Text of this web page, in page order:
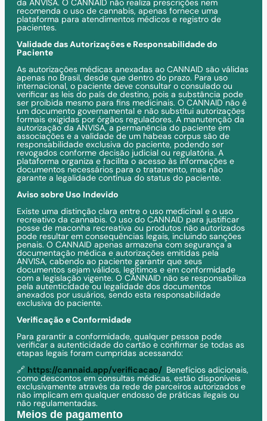
da ANVISA. O CANNAID não realiza prescrições nem
recomenda o uso de cannabis, apenas fornece uma
plataforma para atendimentos médicos e registro de
pacientes.
Validade das Autorizações e Responsabilidade do
Paciente
As autorizações médicas anexadas ao CANNAID são válidas
apenas no Brasil, desde que dentro do prazo. Para uso
internacional, o paciente deve consultar o consulado ou
verificar as leis do país de destino, pois a substância pode
ser proibida mesmo para fins medicinais. O CANNAID não é
um documento governamental e não substitui autorizações
formais exigidas por órgãos reguladores. A manutenção da
autorização da ANVISA, a permanência do paciente em
associações e a validade de um habeas corpus são de
responsabilidade exclusiva do paciente, podendo ser
revogados conforme decisão judicial ou regulatória. A
plataforma organiza e facilita o acesso às informações e
documentos necessários para o tratamento, mas não
garante a legalidade contínua do status do paciente.
Aviso sobre Uso Indevido
Existe uma distinção clara entre o uso medicinal e o uso
recreativo da cannabis. O uso do CANNAID para justificar
posse de maconha recreativa ou produtos não autorizados
pode resultar em consequências legais, incluindo sanções
penais. O CANNAID apenas armazena com segurança a
documentação médica e autorizações emitidas pela
ANVISA, cabendo ao paciente garantir que seus
documentos sejam válidos, legítimos e em conformidade
com a legislação vigente. O CANNAID não se responsabiliza
pela autenticidade ou legalidade dos documentos
anexados por usuários, sendo esta responsabilidade
exclusiva do paciente.
Verificação e Conformidade
Para garantir a conformidade, qualquer pessoa pode
verificar a autenticidade do cartão e confirmar se todas as
etapas legais foram cumpridas acessando:
🔗 https://cannaid.app/verificacao/ Benefícios adicionais,
como descontos em consultas médicas, estão disponíveis
exclusivamente através da rede de parceiros autorizados e
não implicam em qualquer endosso de práticas ilegais ou
não regulamentadas.
Meios de pagamento